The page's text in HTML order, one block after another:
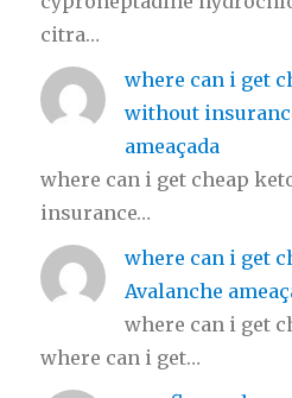
citra…
where can i get
without
ameaçada
where can i get cheap
insurance…
where can i get
Avalanche
where can i get
where can i get…